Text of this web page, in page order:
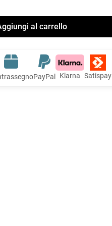
al carrello
PayPal Klarna Satispay